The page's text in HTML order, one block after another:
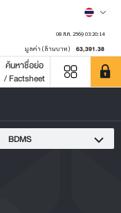
08 ส.ค. 2569 03:20:14
มูลค่า (ล้านบาท) 63,391.38
ค้นหาชื่อย่อ
/ Factsheet
BDMS